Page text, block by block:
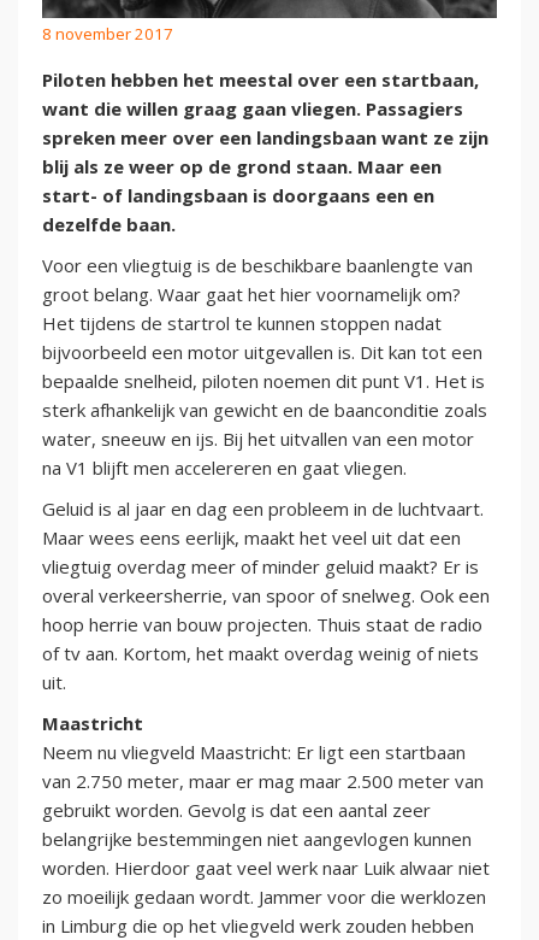
8 november 2017
Piloten hebben het meestal over een startbaan,
want die willen graag gaan vliegen. Passagiers
spreken meer over een landingsbaan want ze zijn
blij als ze weer op de grond staan. Maar een
start- of landingsbaan is doorgaans een en
dezelfde baan.
Voor een vliegtuig is de beschikbare baanlengte van
groot belang. Waar gaat het hier voornamelijk om?
Het tijdens de startrol te kunnen stoppen nadat
bijvoorbeeld een motor uitgevallen is. Dit kan tot een
bepaalde snelheid, piloten noemen dit punt V1. Het is
sterk afhankelijk van gewicht en de baanconditie zoals
water, sneeuw en ijs. Bij het uitvallen van een motor
na V1 blijft men accelereren en gaat vliegen.
Geluid is al jaar en dag een probleem in de luchtvaart.
Maar wees eens eerlijk, maakt het veel uit dat een
vliegtuig overdag meer of minder geluid maakt? Er is
overal verkeersherrie, van spoor of snelweg. Ook een
hoop herrie van bouw projecten. Thuis staat de radio
of tv aan. Kortom, het maakt overdag weinig of niets
uit.
Maastricht
Neem nu vliegveld Maastricht: Er ligt een startbaan
van 2.750 meter, maar er mag maar 2.500 meter van
gebruikt worden. Gevolg is dat een aantal zeer
belangrijke bestemmingen niet aangevlogen kunnen
worden. Hierdoor gaat veel werk naar Luik alwaar niet
zo moeilijk gedaan wordt. Jammer voor die werklozen
in Limburg die op het vliegveld werk zouden hebben